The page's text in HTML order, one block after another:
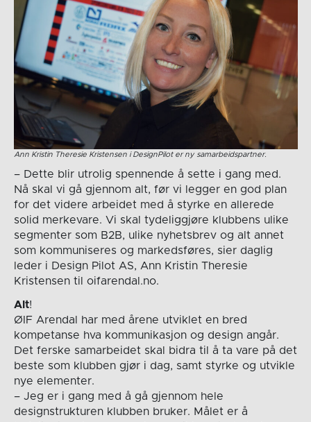
Ann Kristin Theresie Kristensen i DesignPilot er ny samarbeidspartner.
– Dette blir utrolig spennende å sette i gang med.
Nå skal vi gå gjennom alt, før vi legger en god plan
for det videre arbeidet med å styrke en allerede
solid merkevare. Vi skal tydeliggjøre klubbens ulike
segmenter som B2B, ulike nyhetsbrev og alt annet
som kommuniseres og markedsføres, sier daglig
leder i Design Pilot AS, Ann Kristin Theresie
Kristensen til oifarendal.no.
Alt!
ØIF Arendal har med årene utviklet en bred
kompetanse hva kommunikasjon og design angår.
Det ferske samarbeidet skal bidra til å ta vare på det
beste som klubben gjør i dag, samt styrke og utvikle
nye elementer.
– Jeg er i gang med å gå gjennom hele
designstrukturen klubben bruker. Målet er å